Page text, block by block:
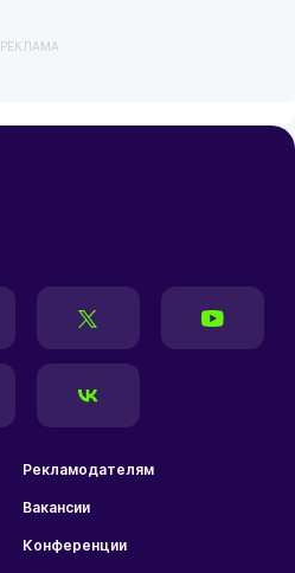
РЕКЛАМА
Рекламодателям
Вакансии
Конференции